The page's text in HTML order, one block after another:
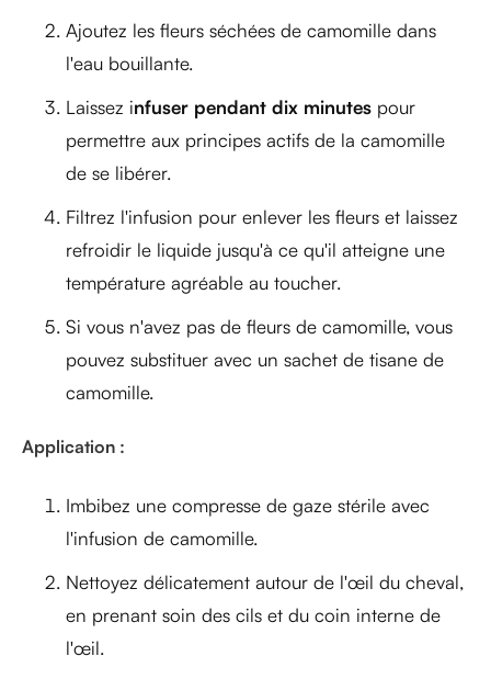
Ajoutez les fleurs séchées de camomille dans
l'eau bouillante.
Laissez infuser pendant dix minutes pour
permettre aux principes actifs de la camomille
de se libérer.
Filtrez l'infusion pour enlever les fleurs et laissez
refroidir le liquide jusqu'à ce qu'il atteigne une
température agréable au toucher.
Si vous n'avez pas de fleurs de camomille, vous
pouvez substituer avec un sachet de tisane de
camomille.
Application :
Imbibez une compresse de gaze stérile avec
l'infusion de camomille.
Nettoyez délicatement autour de l'œil du cheval,
en prenant soin des cils et du coin interne de
l'œil.